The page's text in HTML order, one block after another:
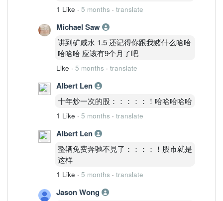
1 Like · 5 months · translate
Michael Saw
讲到矿咸水 1.5 还记得你跟我赌什么哈哈
哈哈哈 应该有9个月了吧
Like · 5 months · translate
Albert Len
十年炒一次的股：：：：：！哈哈哈哈哈
1 Like · 5 months · translate
Albert Len
整辆免费奔驰不見了：：：：！股市就是
这样
1 Like · 5 months · translate
Jason Wong